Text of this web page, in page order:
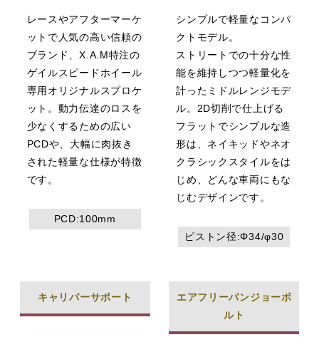
レースやアフターマーケ
ットで人気の高い信頼の
ブランド、X.A.M特注の
ゲイルスピードホイール
専用オリジナルスプロケ
ット。動力伝達のロスを
少なくするための広い
PCDや、大幅に肉抜き
された軽量な仕様が特徴
です。
PCD:100mm
シンプルで軽量なコンパ
クトモデル。
ストリートでの十分な性
能を維持しつつ軽量化を
計ったミドルレンジモデ
ル。2D切削で仕上げる
フラットでシンプルな造
形は、ネイキッドやネオ
クラシックスタイルをは
じめ、どんな車両にもな
じむデザインです。
ピストン径:Φ34/φ30
キャリパーサポート
エアフリーバンジョーボ
ルト